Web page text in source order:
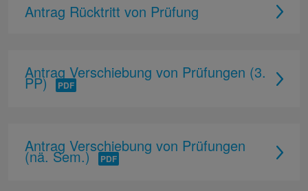
Antrag Rücktritt von Prüfung
Antrag Verschiebung von Prüfungen (3.
PP)
Antrag Verschiebung von Prüfungen
(nä. Sem.)